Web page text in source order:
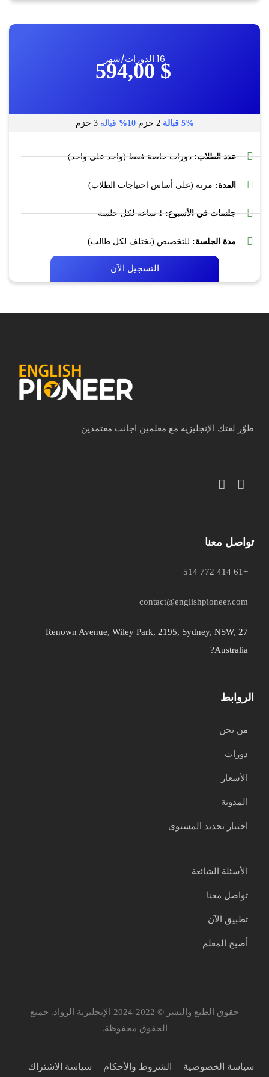
16 الدورات/شهر
594,00 $
5% قبالة 10% قبالة3 حزم
عدد الطلاب:دورات خاصة فقط (واحد على واحد)
المدة:مرنة (على أساس احتياجات الطلاب)
جلسات في الأسبوع:1 ساعة لكل جلسة
مدة الجلسة: للتخصيص (يختلف لكل طالب)
التسجيل الآن
طوّر لغتك الإنجليزية مع معلمين اجانب معتمدين
تواصل معنا
+61 414 772 514
contact@englishpioneer.com
27 Renown Avenue, Wiley Park, 2195, Sydney, NSW,
Australia?
الروابط
من نحن
دورات
الأسعار
المدونة
اختبار تحديد المستوى
الأسئلة الشائعة
تواصل معنا
تطبيق الآن
أصبح المعلم
حقوق الطبع والنشر © 2022-2024 الإنجليزية الرواد. جميع
الحقوق محفوظة.
سياسة الخصوصية الشروط والأحكام سياسة الاشتراك